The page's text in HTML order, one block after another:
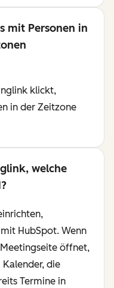
mit Personen in
klickt,
in der Zeitzone
welche
HubSpot. Wenn
öffnet,
Kalender, die
Termine in